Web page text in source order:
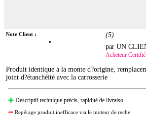
Note Client : (5)
par UN
Acheteur
Produit identique à la monte d?origine,
joint d?étanchéité avec la carrosserie
Descriptif technique précis, rapidité de livraiso
Repérage produit inefficace via le moteur de reche